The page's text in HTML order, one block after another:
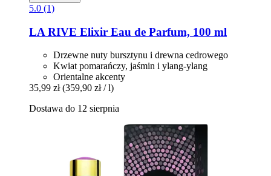
5.0 (1)
LA RIVE Elixir Eau de Parfum, 100 ml
Drzewne nuty bursztynu i drewna cedrowego
Kwiat pomarańczy, jaśmin i ylang-ylang
Orientalne akcenty
35,99 zł (359,90 zł / l)
Dostawa do 12 sierpnia